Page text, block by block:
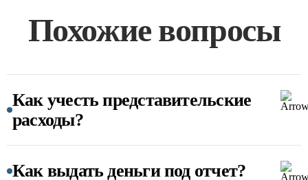
Похожие вопросы
Как учесть представительские
расходы?
Как выдать деньги под отчет?